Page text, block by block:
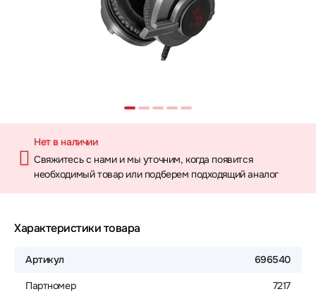
Нет в наличии
Свяжитесь с нами и мы уточним, когда появится
необходимый товар или подберем подходящий аналог
Характеристики товара
Артикул 696540
Партномер 7217